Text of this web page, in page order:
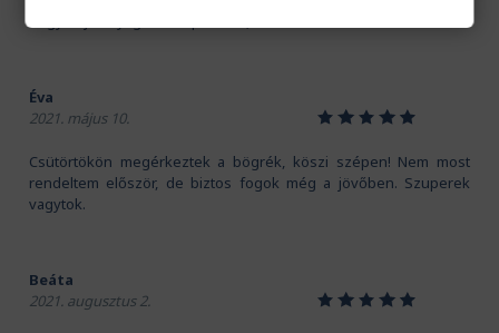
Éva
2021. május 10.
12345
Csütörtökön megérkeztek a bögrék, köszi szépen! Nem most
rendeltem először, de biztos fogok még a jövőben. Szuperek
vagytok.
Beáta
2021. augusztus 2.
12345